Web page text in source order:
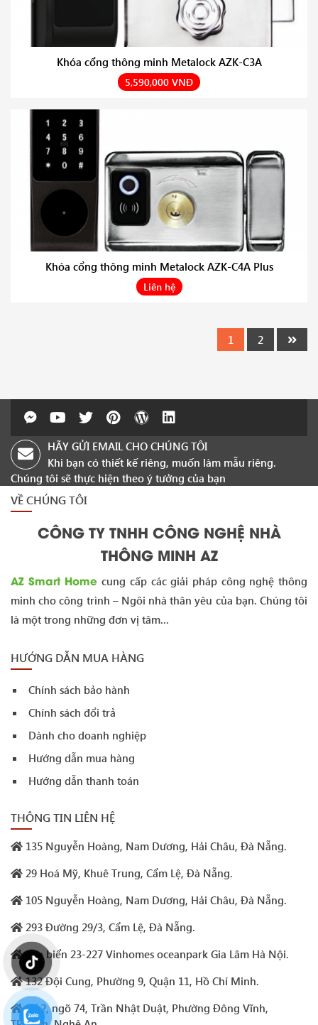
Khóa cổng thông minh Metalock AZK-C3A
5,590,000 VNĐ
Khóa cổng thông minh Metalock AZK-C4A Plus
Liên hệ
1 2
HÃY GỬI EMAIL CHO CHÚNG TÔI
Khi bạn có thiết kế riêng, muốn làm mẫu riêng.
Chúng tôi sẽ thực hiện theo ý tưởng của bạn
VỀ CHÚNG TÔI
CÔNG TY TNHH CÔNG NGHỆ NHÀ
THÔNG MINH AZ
AZ Smart Home cung cấp các giải pháp công nghệ thông
minh cho công trình – Ngôi nhà thân yêu của bạn. Chúng tôi
là một trong những đơn vị tâm...
HƯỚNG DẪN MUA HÀNG
Chính sách bảo hành
Chính sách đổi trả
Dành cho doanh nghiệp
Hướng dẫn mua hàng
Hướng dẫn thanh toán
THÔNG TIN LIÊN HỆ
135 Nguyễn Hoàng, Nam Dương, Hải Châu, Đà Nẵng.
29 Hoá Mỹ, Khuê Trung, Cẩm Lệ, Đà Nẵng.
105 Nguyễn Hoàng, Nam Dương, Hải Châu, Đà Nẵng.
293 Đường 29/3, Cẩm Lệ, Đà Nẵng.
Sao biển 23-227 Vinhomes oceanpark Gia Lâm Hà Nội.
132 Đội Cung, Phường 9, Quận 11, Hồ Chí Minh.
Số 2, ngõ 74, Trần Nhật Duật, Phường Đông Vĩnh,